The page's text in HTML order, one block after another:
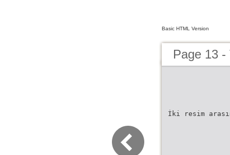
Basic HTML Version
Page 13 -
İki resim